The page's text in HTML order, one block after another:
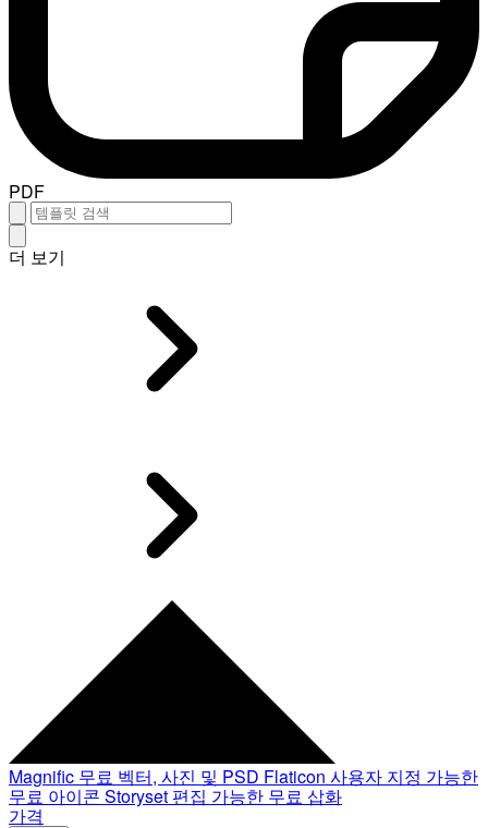
PDF
더 보기
Magnific 무료 벡터, 사진 및 PSD Flaticon 사용자 지정 가능한
무료 아이콘 Storyset 편집 가능한 무료 삽화
가격